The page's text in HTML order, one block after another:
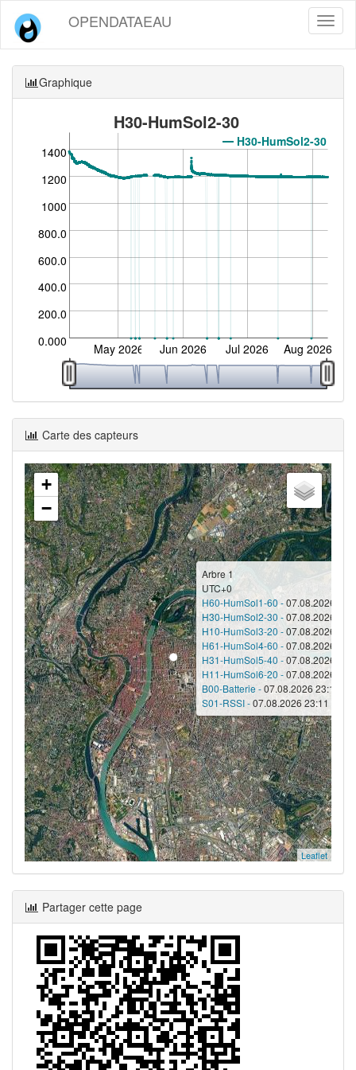
OPENDATAEAU
Graphique
H30-HumSol2-30
H30-HumSol2-30
0.000
200.0
400.0
600.0
800.0
1000
1200
1400
May 2026 Jun 2026 Jul 2026 Aug 2026
Carte des capteurs
Arbre 1
UTC+0
H60-HumSol1-60 -07.08.2026
H30-HumSol2-30 -07.08.2026
H10-HumSol3-20 -07.08.2026
H61-HumSol4-60 -07.08.2026
H31-HumSol5-40 -07.08.2026
H11-HumSol6-20 -07.08.2026
B00-Batterie -07.08.2026 23:11 -
S01-RSSI -07.08.2026 23:11 - -78
+
−
Leaflet
Partager cette page